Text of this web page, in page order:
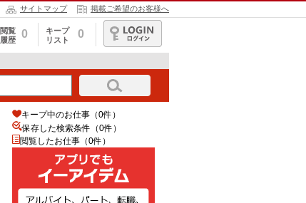
サイトマップ 掲載ご希望のお客様へ
閲覧
履歴
0
キープ
リスト
0
ログイン
キープ中のお仕事（0件）
保存した検索条件（0件）
閲覧したお仕事（0件）